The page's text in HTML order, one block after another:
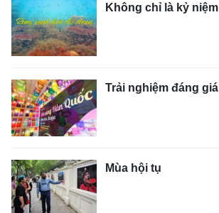
Không chỉ là kỷ niệm
Trải nghiệm đáng giá
Mùa hội tụ